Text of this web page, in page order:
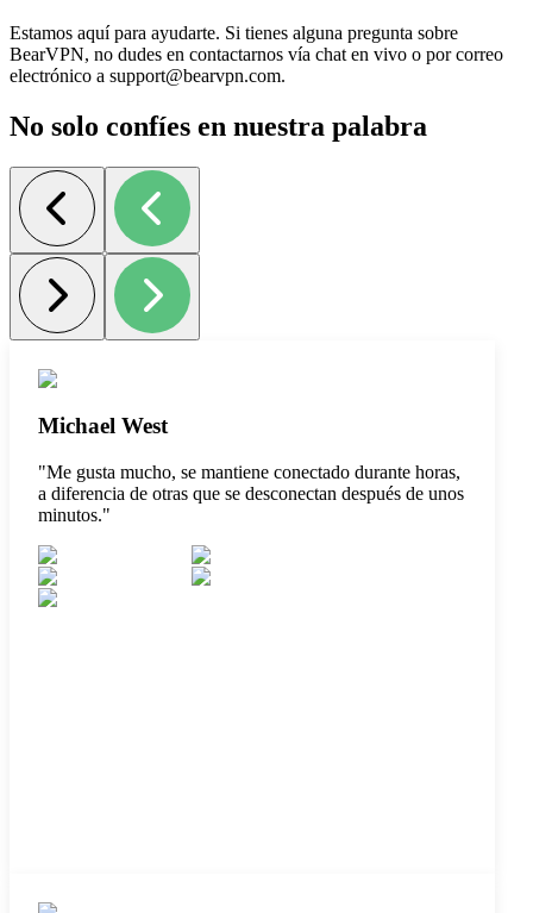
Estamos aquí para ayudarte. Si tienes alguna pregunta sobre
BearVPN, no dudes en contactarnos vía chat en vivo o por correo
electrónico a support@bearvpn.com.
No solo confíes en nuestra palabra
Michael West
"Me gusta mucho, se mantiene conectado durante horas,
a diferencia de otras que se desconectan después de unos
minutos."